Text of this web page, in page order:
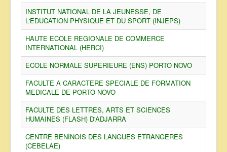
INSTITUT NATIONAL DE LA JEUNESSE, DE
L'EDUCATION PHYSIQUE ET DU SPORT (INJEPS)
HAUTE ECOLE REGIONALE DE COMMERCE
INTERNATIONAL (HERCI)
ECOLE NORMALE SUPERIEURE (ENS) PORTO NOVO
FACULTE A CARACTERE SPECIALE DE FORMATION
MEDICALE DE PORTO NOVO
FACULTE DES LETTRES, ARTS ET SCIENCES
HUMAINES (FLASH) D'ADJARRA
CENTRE BENINOIS DES LANGUES ETRANGERES
(CEBELAE)